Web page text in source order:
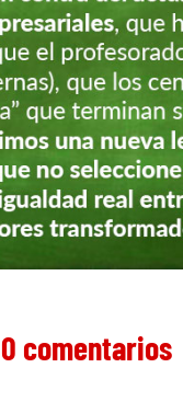
0 comentarios